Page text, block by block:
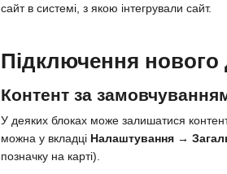
сайт в системі, з якою інтегрували сайт.
Підключення
Контент за
У деяких блоках може залишатися
можна у вкладці Налаштування →
позначку на карті).